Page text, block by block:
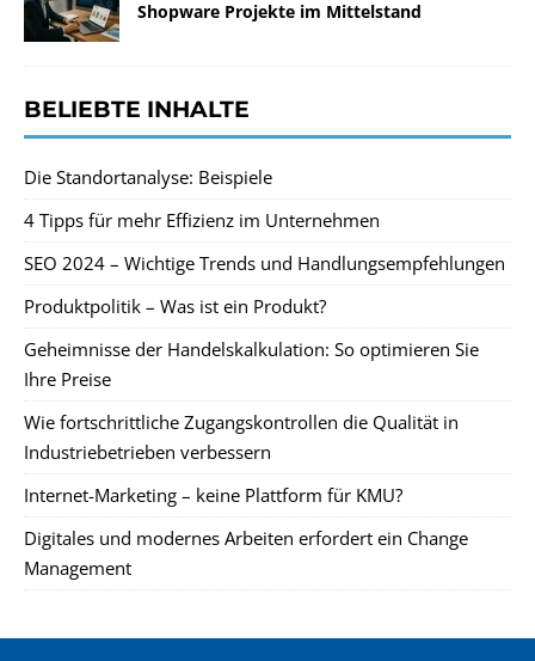
Shopware Projekte im Mittelstand
BELIEBTE INHALTE
Die Standortanalyse: Beispiele
4 Tipps für mehr Effizienz im Unternehmen
SEO 2024 – Wichtige Trends und Handlungsempfehlungen
Produktpolitik – Was ist ein Produkt?
Geheimnisse der Handelskalkulation: So optimieren Sie
Ihre Preise
Wie fortschrittliche Zugangskontrollen die Qualität in
Industriebetrieben verbessern
Internet-Marketing – keine Plattform für KMU?
Digitales und modernes Arbeiten erfordert ein Change
Management